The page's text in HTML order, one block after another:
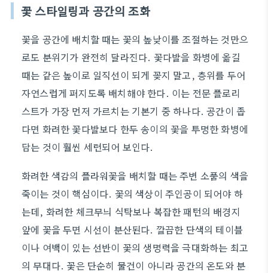
꽃 스타일링과 공간의 조화
꽃을 공간에 배치할 때는 꽃의 높낮이를 조절하는 것만으
로도 분위기가 완전히 달라진다. 꽃다발을 화병에 옮길
때는 같은 높이로 일직선이 되게 꽂지 말고, 층위를 두어
자연스럽게 퍼지도록 배치해야 한다. 이는 전문 플로리
스트가 가장 먼저 가르치는 기본기 중 하나다. 공간이 좁
다면 화려한 꽃다발보다 한두 송이의 꽃을 투명한 화병에
담는 것이 훨씬 세련되어 보인다.
화려한 색감의 플라워꽃을 배치할 때는 주변 소품의 색을
죽이는 것이 핵심이다. 꽃의 색상이 주인공이 되어야 하
는데, 화려한 체크무늬 식탁보나 복잡한 패턴의 배경지
앞에 꽃을 두면 시선이 분산된다. 깔끔한 단색의 테이블
이나 여백이 있는 선반이 꽃의 생명력을 극대화하는 최고
의 무대다. 꽃은 단순히 물건이 아니라 공간의 온도와 분